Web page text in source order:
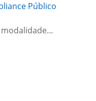
Público